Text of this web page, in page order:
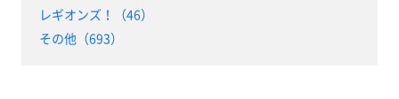
レギオンズ！（46）
その他（693）